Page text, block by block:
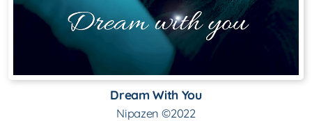
Dream With You
Nipazen ©2022